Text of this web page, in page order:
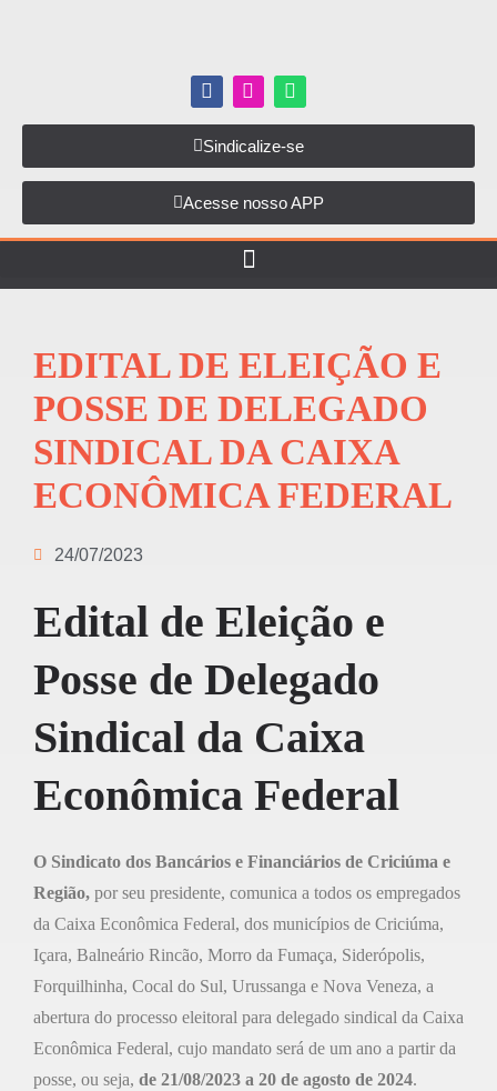
Sindicalize-se
Acesse nosso APP
EDITAL DE ELEIÇÃO E
POSSE DE DELEGADO
SINDICAL DA CAIXA
ECONÔMICA FEDERAL
24/07/2023
Edital de Eleição e
Posse de Delegado
Sindical da Caixa
Econômica Federal
O Sindicato dos Bancários e Financiários de Criciúma e
Região, por seu presidente, comunica a todos os empregados
da Caixa Econômica Federal, dos municípios de Criciúma,
Içara, Balneário Rincão, Morro da Fumaça, Siderópolis,
Forquilhinha, Cocal do Sul, Urussanga e Nova Veneza, a
abertura do processo eleitoral para delegado sindical da Caixa
Econômica Federal, cujo mandato será de um ano a partir da
posse, ou seja, de 21/08/2023 a 20 de agosto de 2024.